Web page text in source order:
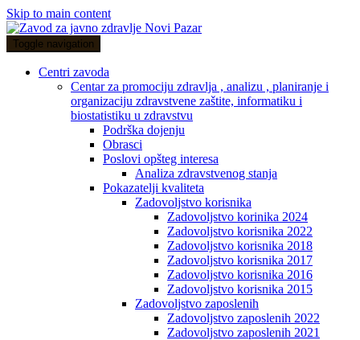
Skip to main content
Toggle navigation
Centri zavoda
Centar za promociju zdravlja , analizu , planiranje i
organizaciju zdravstvene zaštite, informatiku i
biostatistiku u zdravstvu
Podrška dojenju
Obrasci
Poslovi opšteg interesa
Analiza zdravstvenog stanja
Pokazatelji kvaliteta
Zadovoljstvo korisnika
Zadovoljstvo korinika 2024
Zadovoljstvo korisnika 2022
Zadovoljstvo korisnika 2018
Zadovoljstvo korisnika 2017
Zadovoljstvo korisnika 2016
Zadovoljstvo korisnika 2015
Zadovoljstvo zaposlenih
Zadovoljstvo zaposlenih 2022
Zadovoljstvo zaposlenih 2021